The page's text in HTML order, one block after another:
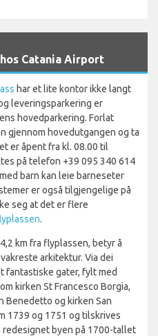
Catania Airport
har et lite kontor ikke langt
leveringsparkering er
hovedparkering. Forlat
gjennom hovedutgangen og ta
er åpent fra kl. 08.00 til
på telefon +39 095 340 614
barn kan leie barneseter
er også tilgjengelige på
seg at det er flere
.
km fra flyplassen, betyr å
arkitektur. Via dei
fantastiske gater, fylt med
kirken St Francesco Borgia,
Benedetto og kirken San
1739 og 1751 og tilskrives
redesignet byen på 1700-tallet